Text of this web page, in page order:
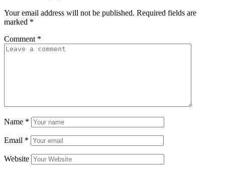
Your email address will not be published. Required fields are
marked *
Comment *
Name *
Email *
Website